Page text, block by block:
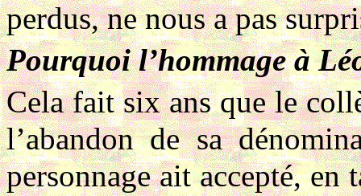
perdus, ne nous a pas
Pourquoi l’hommage à
Cela fait six ans que le
l’abandon de sa
personnage ait accepté, en